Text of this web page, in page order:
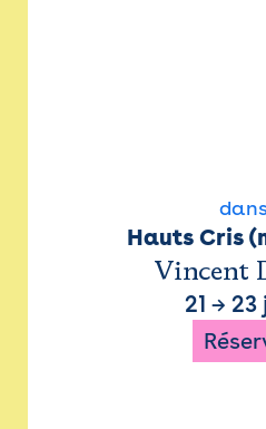
Hauts Cris
Vincent
21 → 23